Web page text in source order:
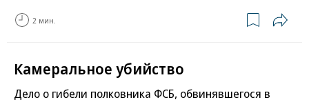
2 мин.
Камеральное убийство
Дело о гибели полковника ФСБ, обвинявшегося в